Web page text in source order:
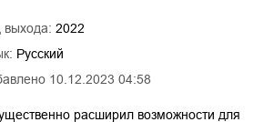
10.12.2023 04:58
выхода: 2022
Русский
расширил возможности для